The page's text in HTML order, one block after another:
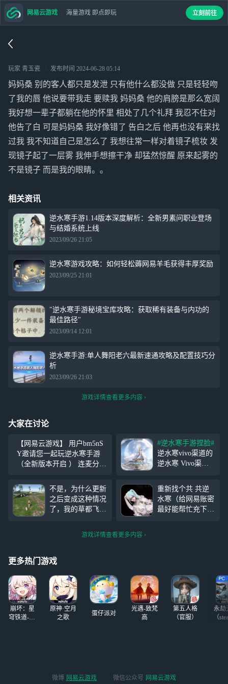
玩家 青玉瓷 发布时间 2024-06-28 05:14
妈妈桑 别的客人都只是发泄 只有他什么都没做 只是轻轻吻
了我的唇 他说要带我走 要赎我 妈妈桑 他的肩膀是那么宽阔
我好想一辈子都躺在他的怀里 相处了几个礼拜 我忍不住对
他告了白 可是妈妈桑 我好像错了 告白之后 他再也没有来找
过我 我不知道自己是怎么了 我想往常一样对着镜子梳妆 发
现镜子起了一层雾 我伸手想擦干净 却猛然惊醒 原来起雾的
不是镜子 而是我的眼睛。。
相关资讯
逆水寒手游1.14版本深度解析：全新男素问职业登场
与结婚系统上线
2023/09/26 21:05
逆水寒游戏攻略：如何轻松薅网易羊毛获得丰厚奖励
2023/09/25 21:01
"逆水寒手游秘境宝库攻略：获取稀有装备与内功的
最佳路径"
2023/09/14 12:01
逆水寒手游:单人舞阳老六最新速通攻略及配置技巧分
析
2023/09/26 21:03
游戏详情查看更多内容
大家在讨论
【网易云游戏】 用户bm5nS
Y邀请您一起玩逆水寒手游
（全新版本开启 ） 连麦分享
云游戏一起玩吧~ https://cg.1
63.com?page=live&user_id=
#逆水寒手游捏脸#
逆水寒vivo渠道的
逆水寒 Vivo渠道
进不去啊？还没修
好吗？客服呢？官
方呢？不管vivo渠
道了吗 ，卡这卡
不是，为什么更新
之后变成这种情况
了，我的草都飞哪
大了都没看见花
草，出bag了？有
#逆水寒手游#
重新找个共 共逆
水寒（给网易账密
最好能帮忙充下这
了反正不是很鬼
第一个号（浮生若
梦 九零） 有天赏
头（六个
游戏详情查看更多内容
更多热门游戏
崩坏：星
穹铁道-4.4
原神·空月
之歌
蛋仔派对
光遇-致梵
高
第五人格
（官服）
永劫
（
网易云游戏 海量游戏 即点即玩 立刻前往
微博 网易云游戏 微信公众号 网易云游戏